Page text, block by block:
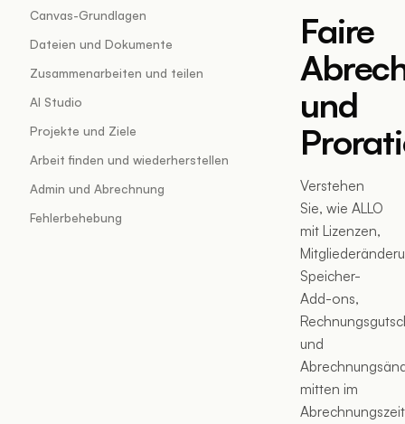
Canvas-Grundlagen
Dateien und Dokumente
Zusammenarbeiten und teilen
AI Studio
Projekte und Ziele
Arbeit finden und wiederherstellen
Admin und Abrechnung
Fehlerbehebung
Faire
und
Verstehen
Sie, wie ALLO
mit Lizenzen,
Speicher-
Add-ons,
und
mitten im